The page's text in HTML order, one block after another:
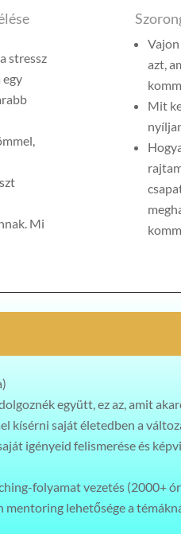
stressz
Mi
azt,
Mit
együtt, ez az, amit
kísérni saját életedben a
igényeid felismerése és
folyamat vezetés (2000+
mentoring lehetősége a